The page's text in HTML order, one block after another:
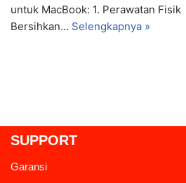
untuk MacBook: 1. Perawatan Fisik
Bersihkan… Selengkapnya »
SUPPORT
Garansi